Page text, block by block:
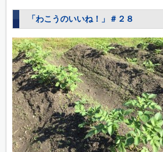
「わこうのいいね！」＃２８